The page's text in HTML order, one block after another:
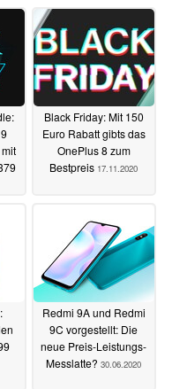
Black Friday: Mit 150
Euro Rabatt gibts das
OnePlus 8 zum
Bestpreis 17.11.2020
Redmi 9A und Redmi
9C vorgestellt: Die
neue Preis-Leistungs-
Messlatte? 30.06.2020